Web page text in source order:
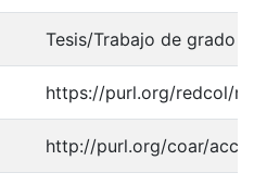
Tesis/Trabajo de grado
https://purl.org/redcol/
http://purl.org/coar/